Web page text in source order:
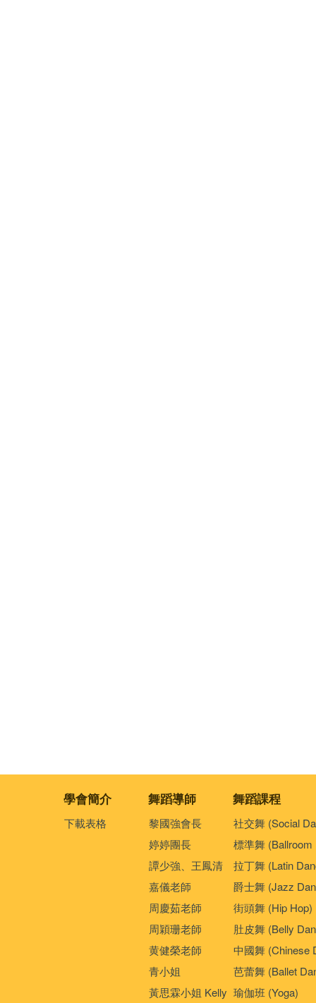
學會簡介 舞蹈導師 舞蹈課程
下載表格
黎國強會長
婷婷團長
譚少強、王鳳清
嘉儀老師
周慶茹老師
周穎珊老師
黄健榮老師
青小姐
黃思霖小姐 Kelly
社交舞 (Social
標準舞 (Ballroom
拉丁舞 (Latin
爵士舞 (Jazz
街頭舞 (Hip Hop)
肚皮舞 (Belly
中國舞 (Chinese
芭蕾舞 (Ballet
瑜伽班 (Yoga)